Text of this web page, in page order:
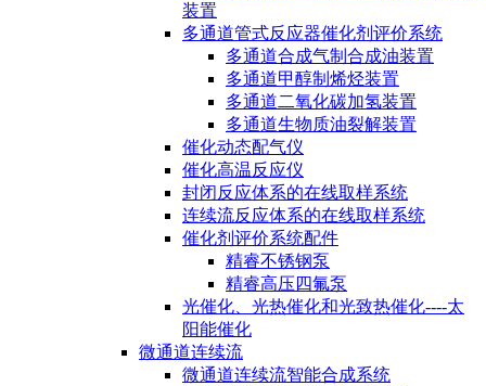
装置
多通道管式反应器催化剂评价系统
多通道合成气制合成油装置
多通道甲醇制烯烃装置
多通道二氧化碳加氢装置
多通道生物质油裂解装置
催化动态配气仪
催化高温反应仪
封闭反应体系的在线取样系统
连续流反应体系的在线取样系统
催化剂评价系统配件
精睿不锈钢泵
精睿高压四氟泵
光催化、光热催化和光致热催化----太
阳能催化
微通道连续流
微通道连续流智能合成系统